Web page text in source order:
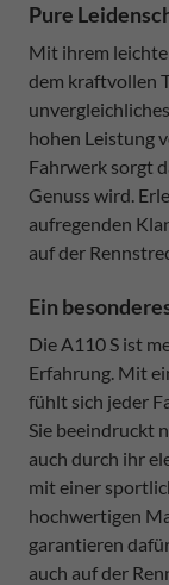
Pure
Mit ihrem
dem kraftvollen
hohen Leistung
Fahrwerk sorgt
Genuss wird.
aufregenden
auf der
Ein
Die A110 S ist
Erfahrung. Mit
fühlt sich jeder
Sie beeindruckt
auch durch ihr
mit einer
hochwertigen
garantieren
auch auf der